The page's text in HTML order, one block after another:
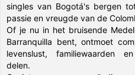
singles van Bogotá's bergen
passie en vreugde van de
Of je nu in het bruisende
Barranquilla bent, ontmoet
levenslust, familiewaarden
delen.